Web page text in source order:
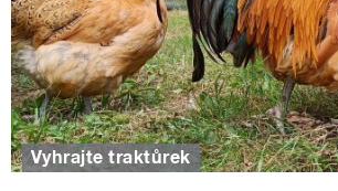
Vyhrajte traktůrek